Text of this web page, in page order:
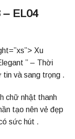
– EL04
Xu
” – Thời
tin và sang trọng .
chữ nhật thanh
tạo nên vẻ đẹp
sức hút .